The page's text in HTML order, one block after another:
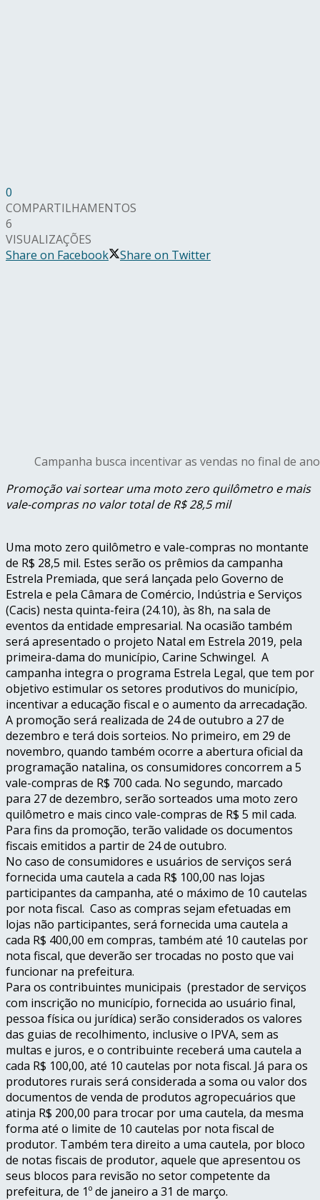
0
COMPARTILHAMENTOS
6
VISUALIZAÇÕES
Share on Facebook
Share on Twitter
Campanha busca incentivar as vendas no final de ano
Promoção vai sortear uma moto zero quilômetro e mais
vale-compras no valor total de R$ 28,5 mil
Uma moto zero quilômetro e vale-compras no montante
de R$ 28,5 mil. Estes serão os prêmios da campanha
Estrela Premiada, que será lançada pelo Governo de
Estrela e pela Câmara de Comércio, Indústria e Serviços
(Cacis) nesta quinta-feira (24.10), às 8h, na sala de
eventos da entidade empresarial. Na ocasião também
será apresentado o projeto Natal em Estrela 2019, pela
primeira-dama do município, Carine Schwingel. A
campanha integra o programa Estrela Legal, que tem por
objetivo estimular os setores produtivos do município,
incentivar a educação fiscal e o aumento da arrecadação.
A promoção será realizada de 24 de outubro a 27 de
dezembro e terá dois sorteios. No primeiro, em 29 de
novembro, quando também ocorre a abertura oficial da
programação natalina, os consumidores concorrem a 5
vale-compras de R$ 700 cada. No segundo, marcado
para 27 de dezembro, serão sorteados uma moto zero
quilômetro e mais cinco vale-compras de R$ 5 mil cada.
Para fins da promoção, terão validade os documentos
fiscais emitidos a partir de 24 de outubro.
No caso de consumidores e usuários de serviços será
fornecida uma cautela a cada R$ 100,00 nas lojas
participantes da campanha, até o máximo de 10 cautelas
por nota fiscal. Caso as compras sejam efetuadas em
lojas não participantes, será fornecida uma cautela a
cada R$ 400,00 em compras, também até 10 cautelas por
nota fiscal, que deverão ser trocadas no posto que vai
funcionar na prefeitura.
Para os contribuintes municipais (prestador de serviços
com inscrição no município, fornecida ao usuário final,
pessoa física ou jurídica) serão considerados os valores
das guias de recolhimento, inclusive o IPVA, sem as
multas e juros, e o contribuinte receberá uma cautela a
cada R$ 100,00, até 10 cautelas por nota fiscal. Já para os
produtores rurais será considerada a soma ou valor dos
documentos de venda de produtos agropecuários que
atinja R$ 200,00 para trocar por uma cautela, da mesma
forma até o limite de 10 cautelas por nota fiscal de
produtor. Também tera direito a uma cautela, por bloco
de notas fiscais de produtor, aquele que apresentou os
seus blocos para revisão no setor competente da
prefeitura, de 1º de janeiro a 31 de março.